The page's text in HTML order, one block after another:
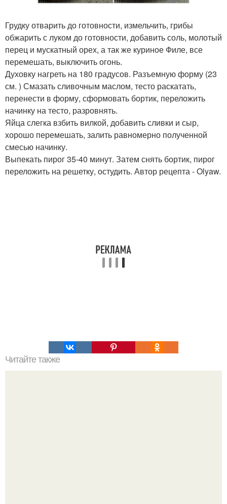
Грудку отварить до готовности, измельчить, грибы
обжарить с луком до готовности, добавить соль, молотый
перец и мускатный орех, а так же куриное Филе, все
перемешать, выключить огонь.
Духовку нагреть на 180 градусов. Разъемную форму (23
см. ) Смазать сливочным маслом, тесто раскатать,
перенести в форму, сформовать бортик, переложить
начинку на тесто, разровнять.
Яйца слегка взбить вилкой, добавить сливки и сыр,
хорошо перемешать, залить равномерно полученной
смесью начинку.
Выпекать пирог 35-40 минут. Затем снять бортик, пирог
переложить на решетку, остудить. Автор рецепта - Olyaw.
Читайте также